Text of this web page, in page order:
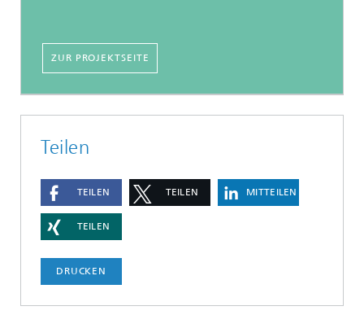
ZUR PROJEKTSEITE
Teilen
TEILEN TEILEN MITTEILEN
TEILEN
DRUCKEN